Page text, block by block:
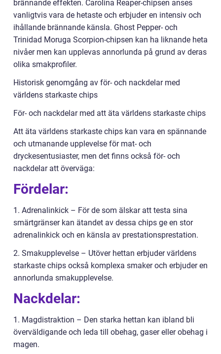
brännande effekten. Carolina Reaper-chipsen anses
vanligtvis vara de hetaste och erbjuder en intensiv och
ihållande brännande känsla. Ghost Pepper- och
Trinidad Moruga Scorpion-chipsen kan ha liknande heta
nivåer men kan upplevas annorlunda på grund av deras
olika smakprofiler.
Historisk genomgång av för- och nackdelar med
världens starkaste chips
För- och nackdelar med att äta världens starkaste chips
Att äta världens starkaste chips kan vara en spännande
och utmanande upplevelse för mat- och
dryckesentusiaster, men det finns också för- och
nackdelar att överväga:
Fördelar:
1. Adrenalinkick – För de som älskar att testa sina
smärtgränser kan ätandet av dessa chips ge en stor
adrenalinkick och en känsla av prestationsprestation.
2. Smakupplevelse – Utöver hettan erbjuder världens
starkaste chips också komplexa smaker och erbjuder en
annorlunda smakupplevelse.
Nackdelar:
1. Magdistraktion – Den starka hettan kan ibland bli
överväldigande och leda till obehag, gaser eller obehag i
magen.